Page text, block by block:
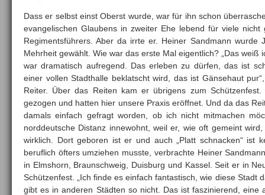
Dass er selbst einst Oberst wurde, war für ihn schon
evangelischen Glaubens in zweiter Ehe lebend für viele nicht
Regimentsführers. Aber da irrte er. Heiner Sandmann wurde
Mehrheit gewählt. Wie war das erste Mal eigentlich? „Das weiß
war dramatisch aufregend. Das erleben zu dürfen, das ist
einer vollen Stadthalle beklatscht wird, das ist Gänsehaut
Reiter. Über das Reiten kam er übrigens zum
gezogen und hatten hier unsere Praxis eröffnet. Und da das
damals einfach gefragt worden, ob ich nicht mitmachen
norddeutsche Distanz innewohnt, weil er, wie oft gemeint
wirklich. Dort geboren ist er und auch „Platt schnacken“ ist
beruflich öfters umziehen musste, verbrachte Heiner
in Elmshorn, Braunschweig, Duisburg und Kassel. Seit er in
Schützenfest. „Ich finde es einfach fantastisch, wie diese Stadt
gibt es in anderen Städten so nicht. Das ist faszinierend, eine